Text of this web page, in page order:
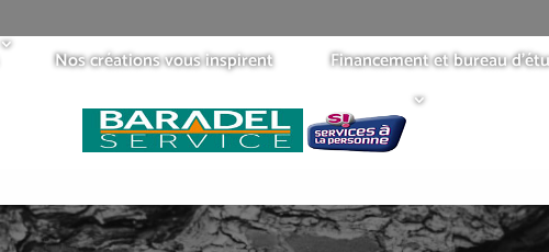
Nos créations vous inspirent Financement et bureau